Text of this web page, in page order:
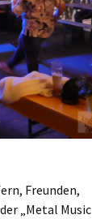
Freunden,
„Metal Music